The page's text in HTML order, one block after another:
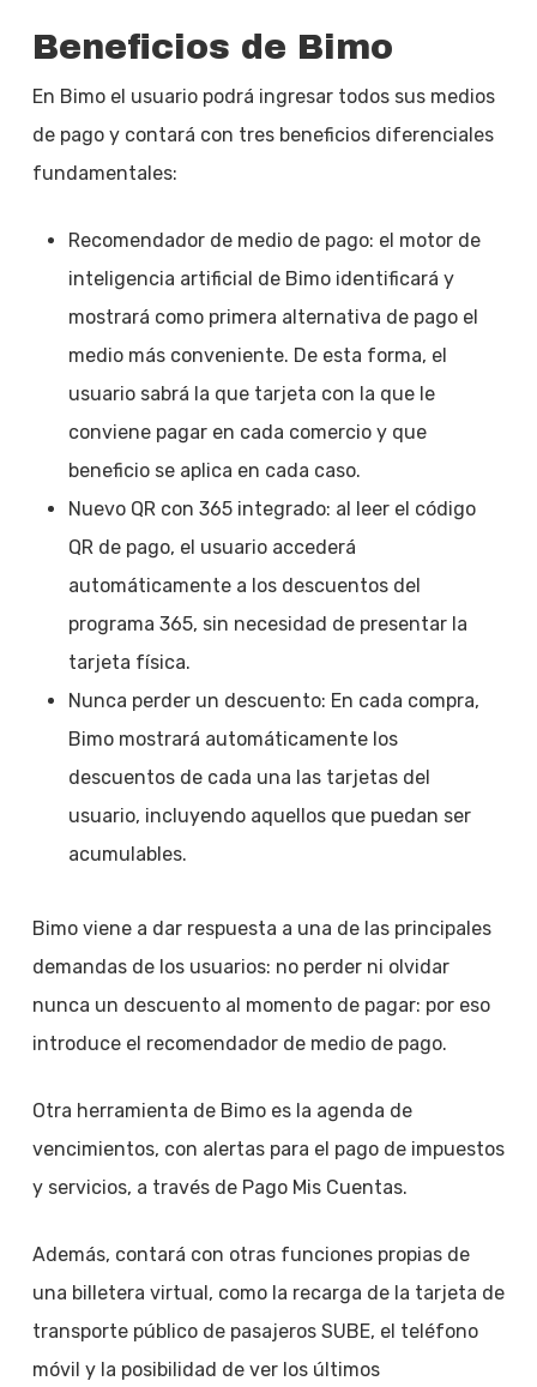
Beneficios de Bimo
En Bimo el usuario podrá ingresar todos sus medios
de pago y contará con tres beneficios diferenciales
fundamentales:
Recomendador de medio de pago: el motor de
inteligencia artificial de Bimo identificará y
mostrará como primera alternativa de pago el
medio más conveniente. De esta forma, el
usuario sabrá la que tarjeta con la que le
conviene pagar en cada comercio y que
beneficio se aplica en cada caso.
Nuevo QR con 365 integrado: al leer el código
QR de pago, el usuario accederá
automáticamente a los descuentos del
programa 365, sin necesidad de presentar la
tarjeta física.
Nunca perder un descuento: En cada compra,
Bimo mostrará automáticamente los
descuentos de cada una las tarjetas del
usuario, incluyendo aquellos que puedan ser
acumulables.
Bimo viene a dar respuesta a una de las principales
demandas de los usuarios: no perder ni olvidar
nunca un descuento al momento de pagar: por eso
introduce el recomendador de medio de pago.
Otra herramienta de Bimo es la agenda de
vencimientos, con alertas para el pago de impuestos
y servicios, a través de Pago Mis Cuentas.
Además, contará con otras funciones propias de
una billetera virtual, como la recarga de la tarjeta de
transporte público de pasajeros SUBE, el teléfono
móvil y la posibilidad de ver los últimos